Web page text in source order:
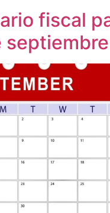
fiscal